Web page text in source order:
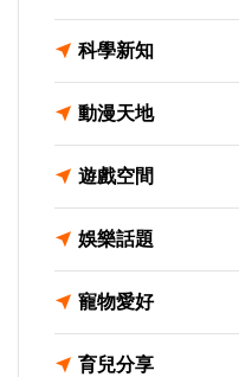
科學新知
動漫天地
遊戲空間
娛樂話題
寵物愛好
育兒分享